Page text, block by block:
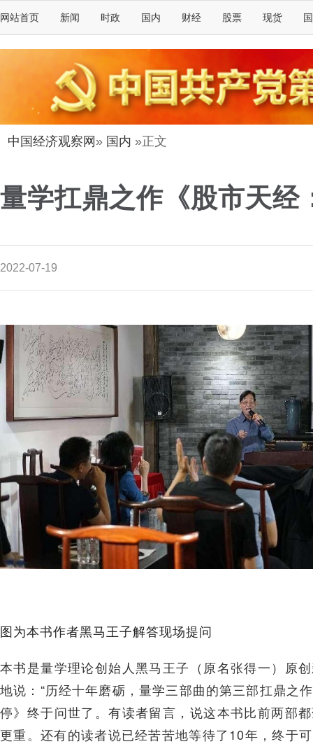
网站首页 新闻 时政 国内 财经 股票 现货
中国经济观察网 » 国内 »正文
量学扛鼎之作《股市天经
2022-07-19
图为本书作者黑马王子解答现场提问
本书是量学理论创始人黑马王子（原名张得一）原
地说：“历经十年磨砺，量学三部曲的第三部扛鼎之
停》终于问世了。有读者留言，说这本书比前两部
更重。还有的读者说已经苦苦地等待了10年，终于